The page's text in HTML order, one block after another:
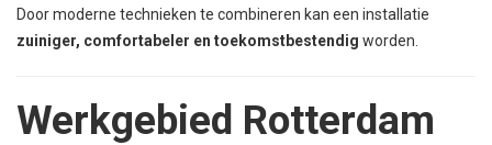
Door moderne technieken te combineren kan een installatie
zuiniger, comfortabeler en toekomstbestendig worden.
Werkgebied Rotterdam